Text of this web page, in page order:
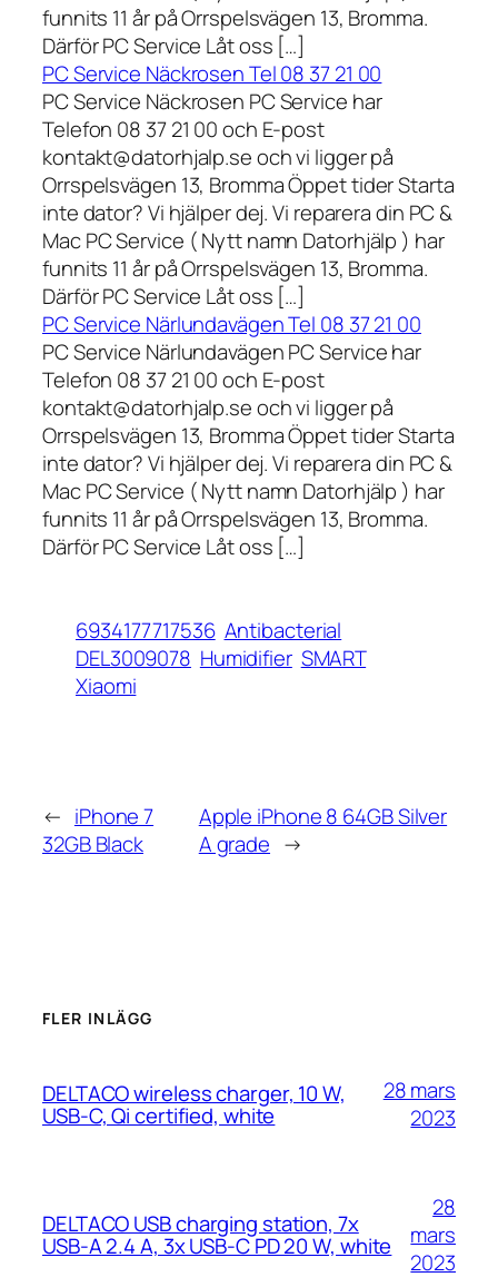
funnits 11 år på Orrspelsvägen 13, Bromma.
Därför PC Service Låt oss […]
PC Service Näckrosen Tel 08 37 21 00
PC Service Näckrosen PC Service har
Telefon 08 37 21 00 och E-post
kontakt@datorhjalp.se och vi ligger på
Orrspelsvägen 13, Bromma Öppet tider Starta
inte dator? Vi hjälper dej. Vi reparera din PC &
Mac PC Service ( Nytt namn Datorhjälp ) har
funnits 11 år på Orrspelsvägen 13, Bromma.
Därför PC Service Låt oss […]
PC Service Närlundavägen Tel 08 37 21 00
PC Service Närlundavägen PC Service har
Telefon 08 37 21 00 och E-post
kontakt@datorhjalp.se och vi ligger på
Orrspelsvägen 13, Bromma Öppet tider Starta
inte dator? Vi hjälper dej. Vi reparera din PC &
Mac PC Service ( Nytt namn Datorhjälp ) har
funnits 11 år på Orrspelsvägen 13, Bromma.
Därför PC Service Låt oss […]
6934177717536 Antibacterial
DEL3009078 Humidifier SMART
Xiaomi
← iPhone 7
32GB Black
Apple iPhone 8 64GB Silver
A grade →
FLER INLÄGG
DELTACO wireless charger, 10 W,
USB-C, Qi certified, white
28 mars
2023
DELTACO USB charging station, 7x
USB-A 2.4 A, 3x USB-C PD 20 W, white
28
mars
2023